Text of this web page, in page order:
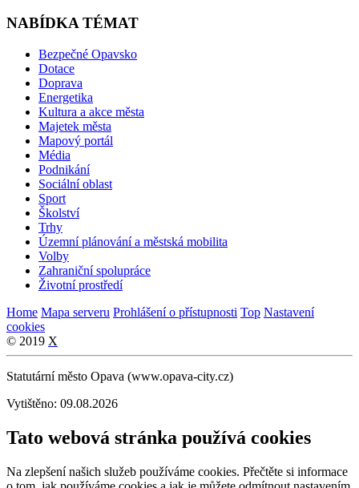
NABÍDKA TÉMAT
Bezpečné Opavsko
Dotace
Doprava
Energetika
Kultura a akce města
Majetek města
Mapový portál
Média
Podnikání
Sociální oblast
Sport
Školství
Trhy
Územní plánování a městská mobilita
Volby
Zahraniční spolupráce
Životní prostředí
Home Mapa serveru Prohlášení o přístupnosti Top Nastavení
cookies
© 2019 X
Statutární město Opava (www.opava-city.cz)
Vytištěno: 09.08.2026
Tato webová stránka používá cookies
Na zlepšení našich služeb používáme cookies. Přečtěte si informace